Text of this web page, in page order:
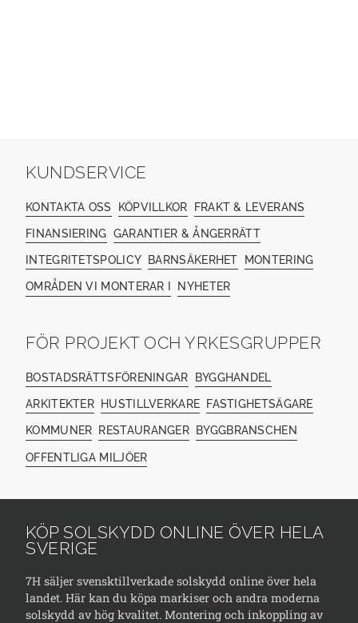
KUNDSERVICE
KONTAKTA OSS KÖPVILLKOR FRAKT & LEVERANS
FINANSIERING GARANTIER & ÅNGERRÄTT
INTEGRITETSPOLICY BARNSÄKERHET MONTERING
OMRÅDEN VI MONTERAR I NYHETER
FÖR PROJEKT OCH YRKESGRUPPER
BOSTADSRÄTTSFÖRENINGAR BYGGHANDEL
ARKITEKTER HUSTILLVERKARE FASTIGHETSÄGARE
KOMMUNER RESTAURANGER BYGGBRANSCHEN
OFFENTLIGA MILJÖER
KÖP SOLSKYDD ONLINE ÖVER HELA
SVERIGE
7H säljer svensktillverkade solskydd online över hela
landet. Här kan du köpa markiser och andra moderna
solskydd av hög kvalitet. Montering och inkoppling av